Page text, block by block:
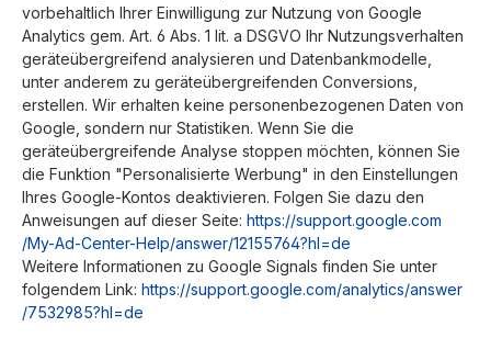
vorbehaltlich Ihrer Einwilligung zur Nutzung von Google
Analytics gem. Art. 6 Abs. 1 lit. a DSGVO Ihr Nutzungsverhalten
geräteübergreifend analysieren und Datenbankmodelle,
unter anderem zu geräteübergreifenden Conversions,
erstellen. Wir erhalten keine personenbezogenen Daten von
Google, sondern nur Statistiken. Wenn Sie die
geräteübergreifende Analyse stoppen möchten, können Sie
die Funktion "Personalisierte Werbung" in den Einstellungen
Ihres Google-Kontos deaktivieren. Folgen Sie dazu den
Anweisungen auf dieser Seite: https://support.google.com
/My-Ad-Center-Help/answer/12155764?hl=de
Weitere Informationen zu Google Signals finden Sie unter
folgendem Link: https://support.google.com/analytics/answer
/7532985?hl=de